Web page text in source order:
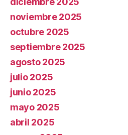
noviembre 2025
octubre 2025
septiembre 2025
agosto 2025
julio 2025
junio 2025
mayo 2025
abril 2025